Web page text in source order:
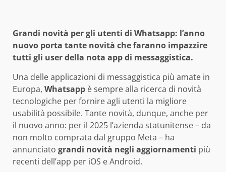
Grandi novità per gli utenti di Whatsapp: l’anno
nuovo porta tante novità che faranno impazzire
tutti gli user della nota app di messaggistica.
Una delle applicazioni di messaggistica più amate in
Europa, Whatsapp è sempre alla ricerca di novità
tecnologiche per fornire agli utenti la migliore
usabilità possibile. Tante novità, dunque, anche per
il nuovo anno: per il 2025 l’azienda statunitense – da
non molto comprata dal gruppo Meta – ha
annunciato grandi novità negli aggiornamenti più
recenti dell’app per iOS e Android.